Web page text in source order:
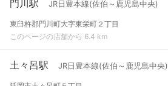
門川駅 JR日豊本線(佐伯～鹿児島中央)
東臼杵郡門川町大字東栄町２丁目
このページの店舗から 6.4 km
土々呂駅 JR日豊本線(佐伯～鹿児島中央)